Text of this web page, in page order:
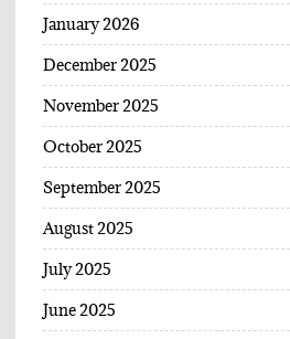
January 2026
December 2025
November 2025
October 2025
September 2025
August 2025
July 2025
June 2025